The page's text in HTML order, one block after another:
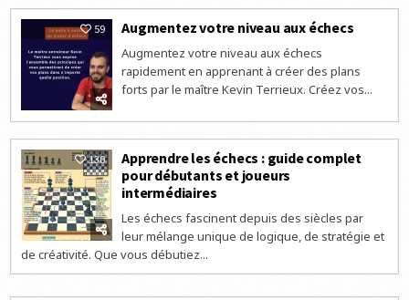
59 Augmentez votre niveau aux échecs
Augmentez votre niveau aux échecs
rapidement en apprenant à créer des plans
forts par le maître Kevin Terrieux. Créez vos...
130
Apprendre les échecs : guide complet
pour débutants et joueurs
intermédiaires
Les échecs fascinent depuis des siècles par
leur mélange unique de logique, de stratégie et
de créativité. Que vous débutiez...